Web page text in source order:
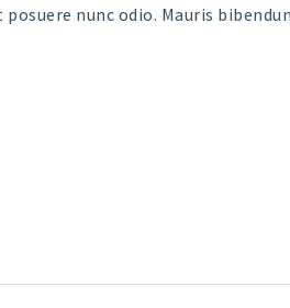
nunc odio. Mauris